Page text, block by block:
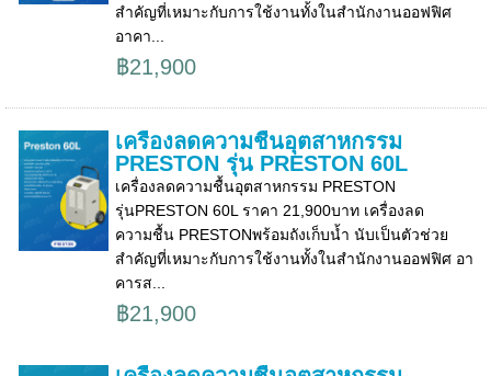
สำคัญที่เหมาะกับการใช้งานทั้งในสำนักงานออฟฟิศ
อาคา...
฿21,900
เครื่องลดความชื้นอุตสาหกรรม
PRESTON รุ่น PRESTON 60L
เครื่องลดความชื้นอุตสาหกรรม PRESTON
รุ่นPRESTON 60L ราคา 21,900บาท เครื่องลด
ความชื้น PRESTONพร้อมถังเก็บน้ำ นับเป็นตัวช่วย
สำคัญที่เหมาะกับการใช้งานทั้งในสำนักงานออฟฟิศ อา
คารส...
฿21,900